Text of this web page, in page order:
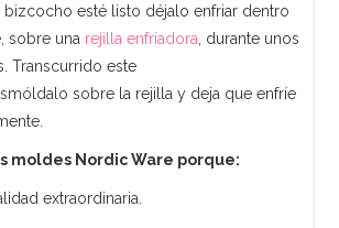
bizcocho esté listo déjalo enfriar dentro
sobre una rejilla enfriadora , durante unos
Transcurrido este
sobre la rejilla y deja que enfríe
moldes Nordic Ware porque:
extraordinaria.